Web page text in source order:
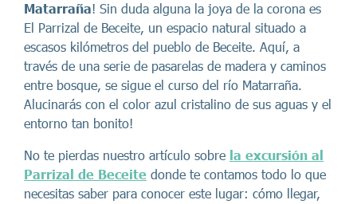
Matarraña! Sin duda alguna la joya de la corona es
El Parrizal de Beceite, un espacio natural situado a
escasos kilómetros del pueblo de Beceite. Aquí, a
través de una serie de pasarelas de madera y caminos
entre bosque, se sigue el curso del río Matarraña.
Alucinarás con el color azul cristalino de sus aguas y el
entorno tan bonito!
No te pierdas nuestro artículo sobre la excursión al
Parrizal de Beceite donde te contamos todo lo que
necesitas saber para conocer este lugar: cómo llegar,